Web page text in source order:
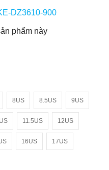
DZ3610-900
phẩm này
8US 8.5US 9US
11.5US 12US
16US 17US